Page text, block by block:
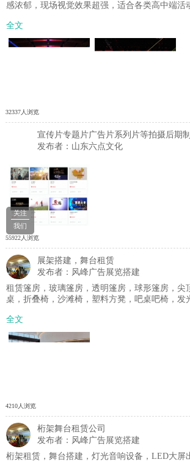
感浓郁，现场视觉效果超强，适合各类高中端活
全文
32337人浏览
宣传片专题片广告片系列片等拍摄后期
发布者：山东六点文化
55922人浏览
展架搭建，舞台租赁
发布者：风峰广告展览搭建
租赁篷房，玻璃篷房，透明篷房，球形篷房，尖
桌，折叠椅，沙滩椅，塑料方凳，吧桌吧椅，发
台，方管桁架，舞台，车展地台，帐篷，道旗，
等. 一手货源，做活动用物料就找风峰广告，实力强，产品全，服务
好，十年品质，物料供应标杆！欢迎新老客户咨
全文
4210人浏览
桁架舞台租赁公司
发布者：风峰广告展览搭建
桁架租赁，舞台搭建，灯光音响设备，LED大屏
关注
我们